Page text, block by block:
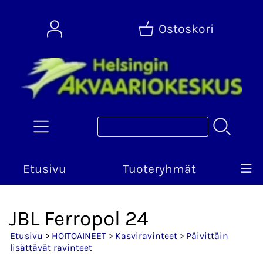
Ostoskori
Etusivu Tuoteryhmät
JBL Ferropol 24
Etusivu > HOITOAINEET > Kasviravinteet > Päivittäin
lisättävät ravinteet